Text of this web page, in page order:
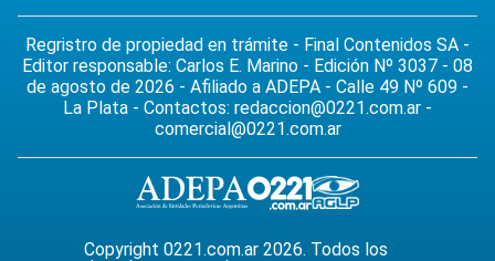
Regristro de propiedad en trámite - Final Contenidos SA -
Editor responsable: Carlos E. Marino - Edición Nº 3037 - 08
de agosto de 2026 - Afiliado a ADEPA - Calle 49 Nº 609 -
La Plata - Contactos: redaccion@0221.com.ar -
comercial@0221.com.ar
Copyright 0221.com.ar 2026. Todos los